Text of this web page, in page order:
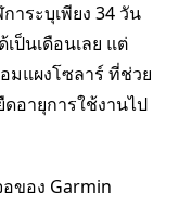
าระบุเพียง 34 วัน
ป็นเดือนเลย แต่
มแผงโซลาร์ ที่ช่วย
อายุการใช้งานไป
ของ Garmin